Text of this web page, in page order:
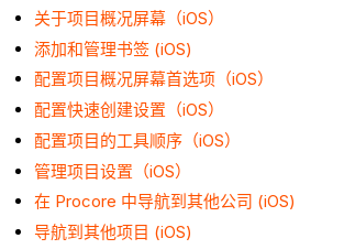
关于项目概况屏幕（iOS）
添加和管理书签 (iOS)
配置项目概况屏幕首选项（iOS）
配置快速创建设置（iOS）
配置项目的工具顺序（iOS）
管理项目设置（iOS）
在 Procore 中导航到其他公司 (iOS)
导航到其他项目 (iOS)